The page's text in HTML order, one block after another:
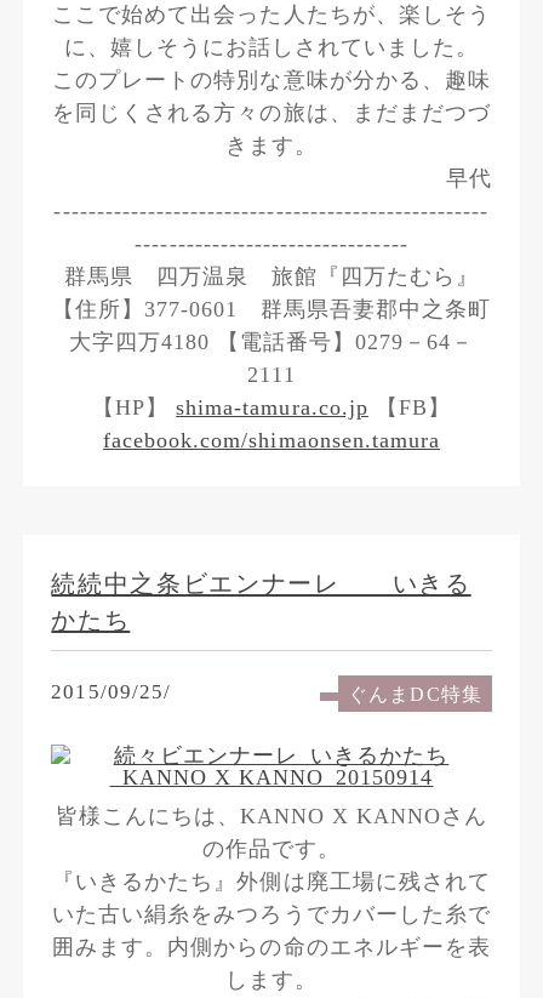
ここで始めて出会った人たちが、楽しそう
に、嬉しそうにお話しされていました。
このプレートの特別な意味が分かる、趣味
を同じくされる方々の旅は、まだまだつづ
きます。
早代
---------------------------------------------------
--------------------------------
群馬県 四万温泉 旅館『四万たむら』
【住所】377-0601 群馬県吾妻郡中之条町
大字四万4180 【電話番号】0279－64－
2111
【HP】shima-tamura.co.jp 【FB】
facebook.com/shimaonsen.tamura
続続中之条ビエンナーレ いきる
かたち
2015/09/25/ ぐんまDC特集
皆様こんにちは、KANNO X KANNOさん
の作品です。
『いきるかたち』外側は廃工場に残されて
いた古い絹糸をみつろうでカバーした糸で
囲みます。内側からの命のエネルギーを表
します。